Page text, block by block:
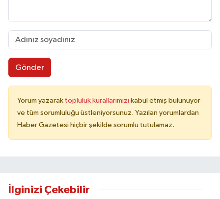
Gönder
Yorum yazarak topluluk kurallarımızı kabul etmiş bulunuyor
ve tüm sorumluluğu üstleniyorsunuz. Yazılan yorumlardan
Haber Gazetesi hiçbir şekilde sorumlu tutulamaz.
İlginizi Çekebilir